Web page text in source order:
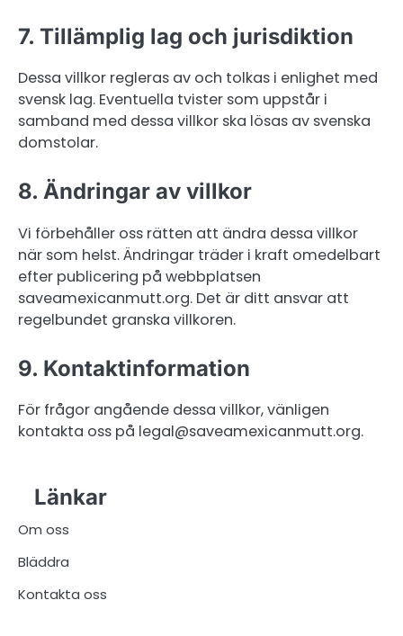
7. Tillämplig lag och jurisdiktion
Dessa villkor regleras av och tolkas i enlighet med
svensk lag. Eventuella tvister som uppstår i
samband med dessa villkor ska lösas av svenska
domstolar.
8. Ändringar av villkor
Vi förbehåller oss rätten att ändra dessa villkor
när som helst. Ändringar träder i kraft omedelbart
efter publicering på webbplatsen
saveamexicanmutt.org. Det är ditt ansvar att
regelbundet granska villkoren.
9. Kontaktinformation
För frågor angående dessa villkor, vänligen
kontakta oss på legal@saveamexicanmutt.org.
Länkar
Om oss
Bläddra
Kontakta oss